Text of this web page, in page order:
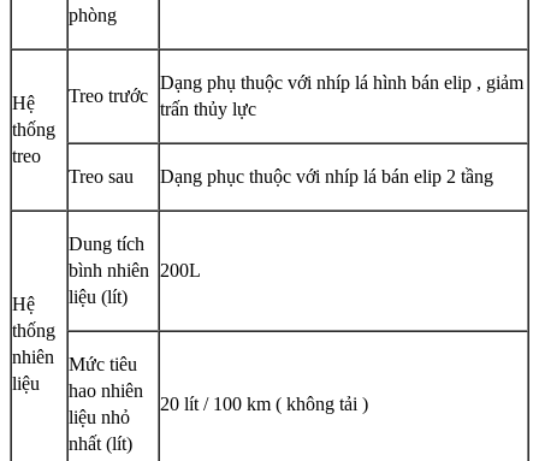
phòng
Hệ
thống
treo
Treo trước
Dạng phụ thuộc với nhíp lá hình bán elip , giảm
trấn thủy lực
Treo sau Dạng phục thuộc với nhíp lá bán elip 2 tầng
Hệ
thống
nhiên
liệu
Dung tích
bình nhiên
liệu (lít)
200L
Mức tiêu
hao nhiên
liệu nhỏ
nhất (lít)
20 lít / 100 km ( không tải )